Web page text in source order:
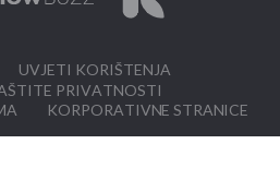
UVJETI KORIŠTENJA
PRIVATNOSTI
KORPORATIVNE STRANICE